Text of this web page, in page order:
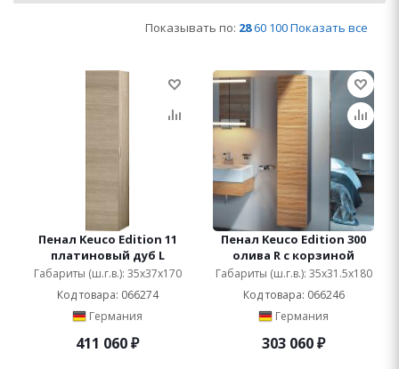
Показывать по: 28 60 100Показать все
Пенал Keuco Edition 11
платиновый дуб L
Габариты (ш.г.в.): 35x37x170
Код товара: 066274
Германия
411 060₽
Пенал Keuco Edition 300
олива R с корзиной
Габариты (ш.г.в.): 35x31.5x180
Код товара: 066246
Германия
303 060₽